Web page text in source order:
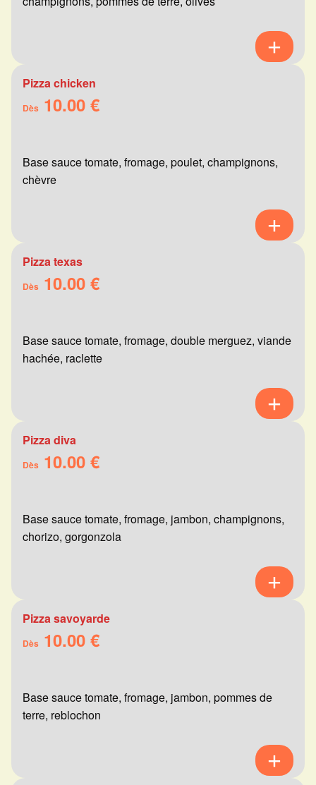
Pizza chicken
Dès 10.00 €
Base sauce tomate, fromage, poulet, champignons,
chèvre
Pizza texas
Dès 10.00 €
Base sauce tomate, fromage, double merguez, viande
hachée, raclette
Pizza diva
Dès 10.00 €
Base sauce tomate, fromage, jambon, champignons,
chorizo, gorgonzola
Pizza savoyarde
Dès 10.00 €
Base sauce tomate, fromage, jambon, pommes de
terre, reblochon